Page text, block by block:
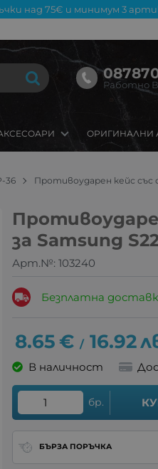
над 75€ и минимум 3
Работно
ОРИГИНАЛНИ
36 Противоударен кейс със
за Samsung
Арт.№: 103240
Безплатна
8.65 € / 16.92
В наличност
бр.
БЪРЗА ПОРЪЧКА